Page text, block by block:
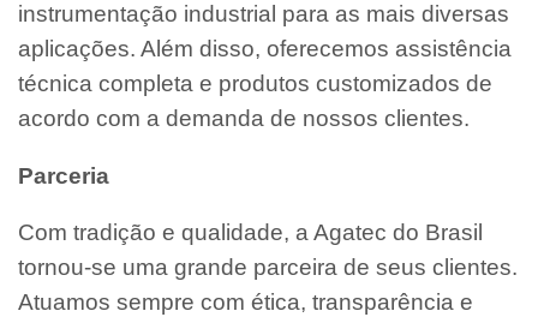
instrumentação industrial para as mais diversas
aplicações. Além disso, oferecemos assistência
técnica completa e produtos customizados de
acordo com a demanda de nossos clientes.
Parceria
Com tradição e qualidade, a Agatec do Brasil
tornou-se uma grande parceira de seus clientes.
Atuamos sempre com ética, transparência e